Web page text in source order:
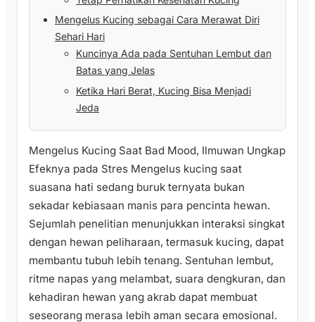
Mengelus Kucing sebagai Cara Merawat Diri
Sehari Hari
Kuncinya Ada pada Sentuhan Lembut dan
Batas yang Jelas
Ketika Hari Berat, Kucing Bisa Menjadi
Jeda
Mengelus Kucing Saat Bad Mood, Ilmuwan Ungkap
Efeknya pada Stres Mengelus kucing saat
suasana hati sedang buruk ternyata bukan
sekadar kebiasaan manis para pencinta hewan.
Sejumlah penelitian menunjukkan interaksi singkat
dengan hewan peliharaan, termasuk kucing, dapat
membantu tubuh lebih tenang. Sentuhan lembut,
ritme napas yang melambat, suara dengkuran, dan
kehadiran hewan yang akrab dapat membuat
seseorang merasa lebih aman secara emosional.